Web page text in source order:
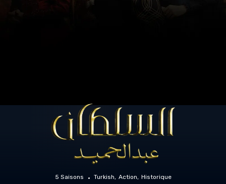
5 Saisons Turkish Action Historique